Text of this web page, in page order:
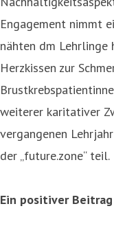
Engagement nimmt
nähten dm Lehrlinge
Herzkissen zur
weiterer karitativer
vergangenen
der „future.zone“ teil.
Ein positiver